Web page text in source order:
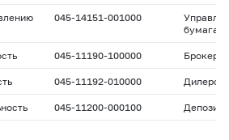
045-14151-001000
045-11190-100000
045-11192-010000
045-11200-000100